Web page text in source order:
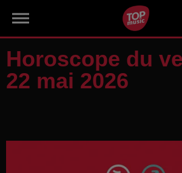
Horoscope du
22 mai 2026